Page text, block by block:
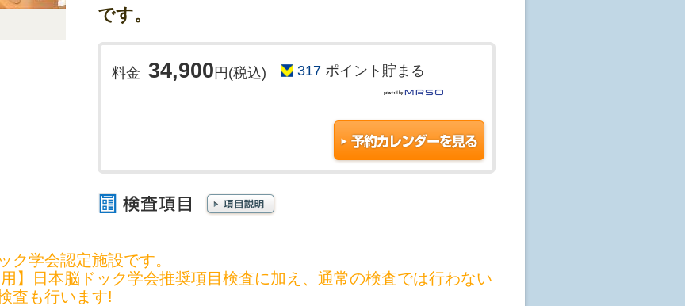
です。
料金 34,900円(税込) 317 ポイント貯まる
ク学会認定施設です。
】日本脳ドック学会推奨項目検査に加え、通常の検査では行わない
査も行います!